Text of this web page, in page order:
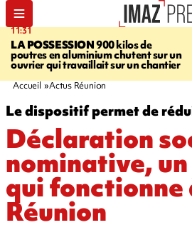
11:31
LA POSSESSION900 kilos de
poutres en aluminium chutent sur un
ouvrier qui travaillait sur un chantier
Accueil Actus Réunion
Le dispositif permet de
Déclaration
nominative,
qui fonctionne
Réunion